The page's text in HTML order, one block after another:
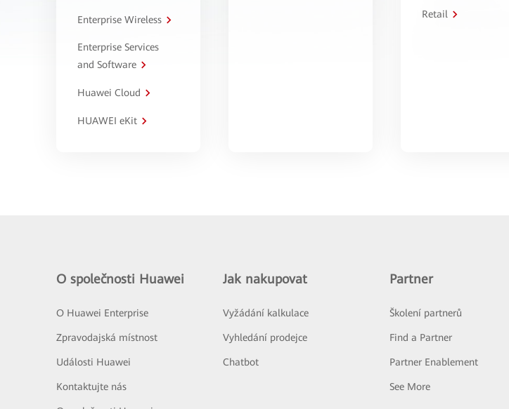
Enterprise Wireless
Enterprise Services
and Software
Huawei Cloud
HUAWEI eKit
Retail
O společnosti Huawei
O Huawei Enterprise
Zpravodajská místnost
Události Huawei
Kontaktujte nás
Jak nakupovat
Vyžádání kalkulace
Vyhledání prodejce
Chatbot
Partner
Školení partnerů
Find a Partner
Partner Enablement
See More